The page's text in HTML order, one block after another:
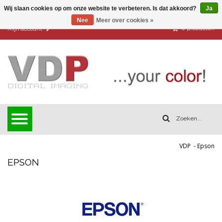
Mijn account 0 producten
VDP -Epson
EPSON
Wij slaan cookies op om onze website te verbeteren. Is dat akkoord?
Ja
Nee
Meer over cookies »